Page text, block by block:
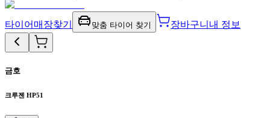
타이어 매장찾기 맞춤 타이어 찾기 장바구니 내 정보
금호
크루젠 HP51